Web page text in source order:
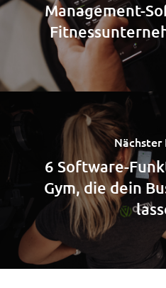
Management-
Nächster
6 Software-
Gym, die dein